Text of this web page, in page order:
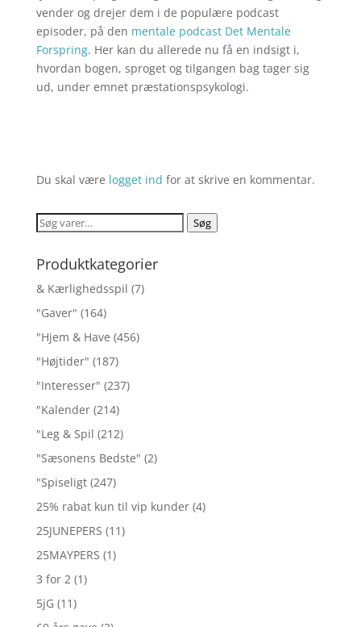
vender og drejer dem i de populære podcast
episoder, på den mentale podcast Det Mentale
Forspring. Her kan du allerede nu få en indsigt i,
hvordan bogen, sproget og tilgangen bag tager sig
ud, under emnet præstationspsykologi.
Du skal være logget ind for at skrive en kommentar.
Søg
Søg
Produktkategorier
& Kærlighedsspil (7)
"Gaver" (164)
"Hjem & Have (456)
"Højtider" (187)
"Interesser" (237)
"Kalender (214)
"Leg & Spil (212)
"Sæsonens Bedste" (2)
"Spiseligt (247)
25% rabat kun til vip kunder (4)
25JUNEPERS (11)
25MAYPERS (1)
3 for 2 (1)
5jG (11)